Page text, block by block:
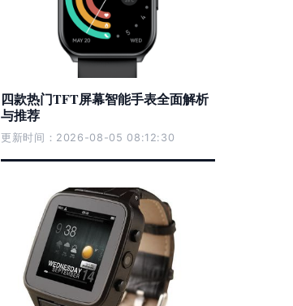
四款热门TFT屏幕智能手表全面解析
与推荐
更新时间：2026-08-05 08:12:30